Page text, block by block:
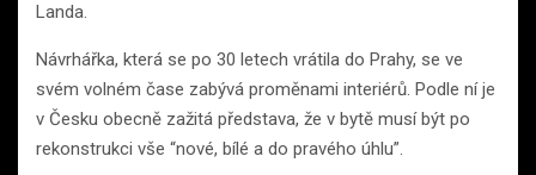
Landa.
Návrhářka, která se po 30 letech vrátila do Prahy, se ve
svém volném čase zabývá proměnami interiérů. Podle ní je
v Česku obecně zažitá představa, že v bytě musí být po
rekonstrukci vše “nové, bílé a do pravého úhlu”.